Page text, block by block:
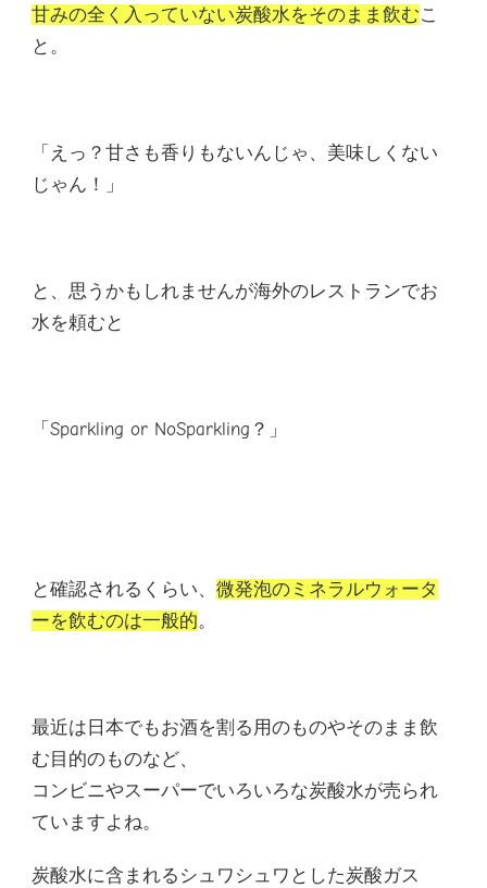
甘みの全く入っていない炭酸水をそのまま飲むこ
と。
「えっ？甘さも香りもないんじゃ、美味しくない
じゃん！」
と、思うかもしれませんが海外のレストランでお
水を頼むと
「Sparkling or NoSparkling？」
と確認されるくらい、 微発泡のミネラルウォータ
ーを飲むのは一般的。
最近は日本でもお酒を割る用のものやそのまま飲
む目的のものなど、
コンビニやスーパーでいろいろな炭酸水が売られ
ていますよね。
炭酸水に含まれるシュワシュワとした炭酸ガス